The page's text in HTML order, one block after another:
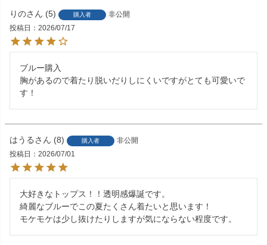
りの 5 購入者
非公開
投稿日
2026/07/17
ブルー購入
胸があるので着たり脱いだりしにくいですがとても可愛いで
す！
はうる 8 購入者
非公開
投稿日
2026/07/01
大好きなトップス！！透明感爆誕です。
綺麗なブルーでこの夏たくさん着たいと思います！
モケモケは少し抜けたりしますが気にならない程度です。